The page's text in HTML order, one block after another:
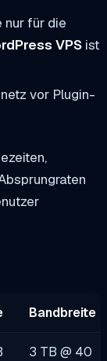
nur für die
VPSist
vor Plugin-
Bandbreite
3 TB @ 40